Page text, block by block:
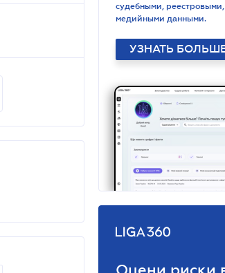
судебными,
медийными данными.
УЗНАТЬ